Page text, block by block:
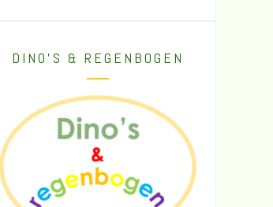
DINO’S & REGENBOGEN